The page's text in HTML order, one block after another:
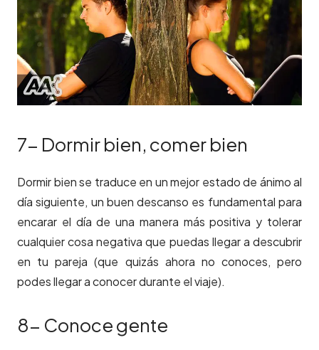
7- Dormir bien, comer bien
Dormir bien se traduce en un mejor estado de ánimo al
día siguiente, un buen descanso es fundamental para
encarar el día de una manera más positiva y tolerar
cualquier cosa negativa que puedas llegar a descubrir
en tu pareja (que quizás ahora no conoces, pero
podes llegar a conocer durante el viaje).
8- Conoce gente